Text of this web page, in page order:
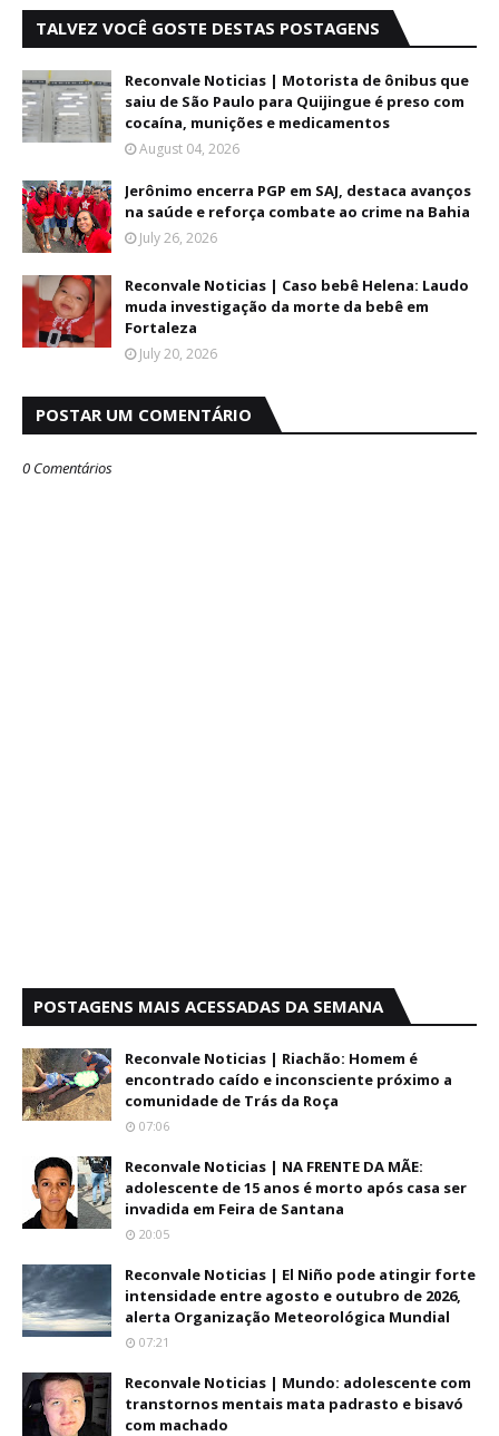
TALVEZ VOCÊ GOSTE DESTAS POSTAGENS
Reconvale Noticias | Motorista de ônibus que
saiu de São Paulo para Quijingue é preso com
cocaína, munições e medicamentos
August 04, 2026
Jerônimo encerra PGP em SAJ, destaca avanços
na saúde e reforça combate ao crime na Bahia
July 26, 2026
Reconvale Noticias | Caso bebê Helena: Laudo
muda investigação da morte da bebê em
Fortaleza
July 20, 2026
POSTAR UM COMENTÁRIO
0 Comentários
POSTAGENS MAIS ACESSADAS DA SEMANA
Reconvale Noticias | Riachão: Homem é
encontrado caído e inconsciente próximo a
comunidade de Trás da Roça
07:06
Reconvale Noticias | NA FRENTE DA MÃE:
adolescente de 15 anos é morto após casa ser
invadida em Feira de Santana
20:05
Reconvale Noticias | El Niño pode atingir forte
intensidade entre agosto e outubro de 2026,
alerta Organização Meteorológica Mundial
07:21
Reconvale Noticias | Mundo: adolescente com
transtornos mentais mata padrasto e bisavó
com machado